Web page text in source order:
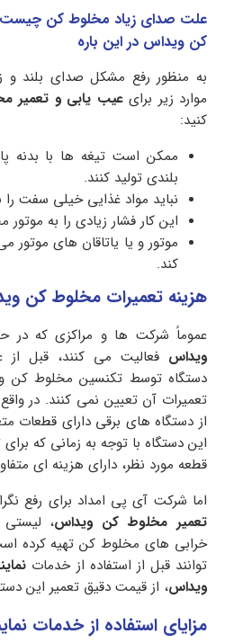
علت صدای زیاد مخلوط کن چیست؟
کن ویداس در این باره
به منظور رفع مشکل صدای بلند و
موارد زیر برایعیب یابی و تعمیر
کنید:
ممکن است تیغه ها با بدنه
بلندی تولید کنند.
نباید مواد غذایی خیلی سفت
این کار فشار زیادی را به
موتور و یا یاتاقان های موتور
کند.
هزینه تعمیرات مخلوط کن
عموماً شرکت ها و مراکزی که در
ویداس فعالیت می کنند، قبل
دستگاه توسط تکنسین مخلوط کن
تعمیرات آن تعیین نمی کنند. در
از دستگاه های برقی دارای
این دستگاه با توجه به زمانی که
قطعه مورد نظر، دارای هزینه ای
اما شرکت آی پی امداد برای رفع
تعمیر مخلوط کن ویداس، لیستی
خرابی های مخلوط کن تهیه کرده
توانند قبل از استفاده از خدمات
ویداس، از قیمت دقیق تعمیر این
مزایای استفاده از خدمات